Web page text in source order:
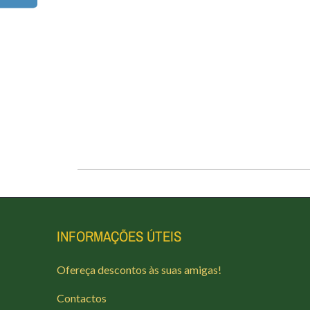
INFORMAÇÕES ÚTEIS
Ofereça descontos às suas amigas!
Contactos